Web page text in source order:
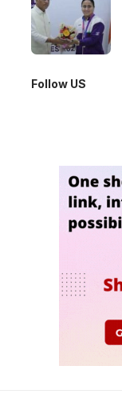
Follow US